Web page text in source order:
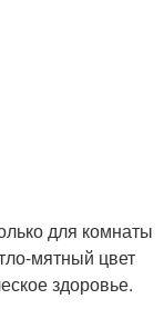
для комнаты
мятный цвет
здоровье.